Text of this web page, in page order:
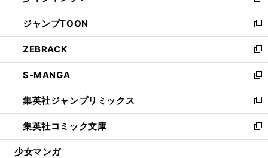
開
く
ウ
で
開
く
ン
ド
ウ
で
開
く
ウ
ィ
ン
ド
ウ
で
開
く
し
い
ウ
ィ
ン
ド
ウ
で
開
く
ジャンプTOON
新
し
い
ウ
ィ
ン
ド
ウ
で
開
ZEBRACK
新
し
い
ウ
ィ
ン
ド
ウ
S-MANGA
新
し
い
ウ
ィ
ン
集英社ジャンプリミックス
新
し
い
ウ
集英社コミック文庫
新
し
少女マンガ